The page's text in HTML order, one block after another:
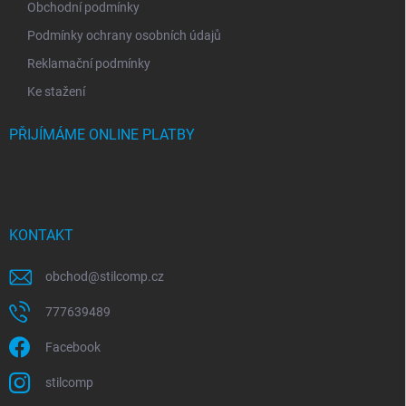
Obchodní podmínky
Podmínky ochrany osobních údajů
Reklamační podmínky
Ke stažení
PŘIJÍMÁME ONLINE PLATBY
KONTAKT
obchod@stilcomp.cz
777639489
Facebook
stilcomp